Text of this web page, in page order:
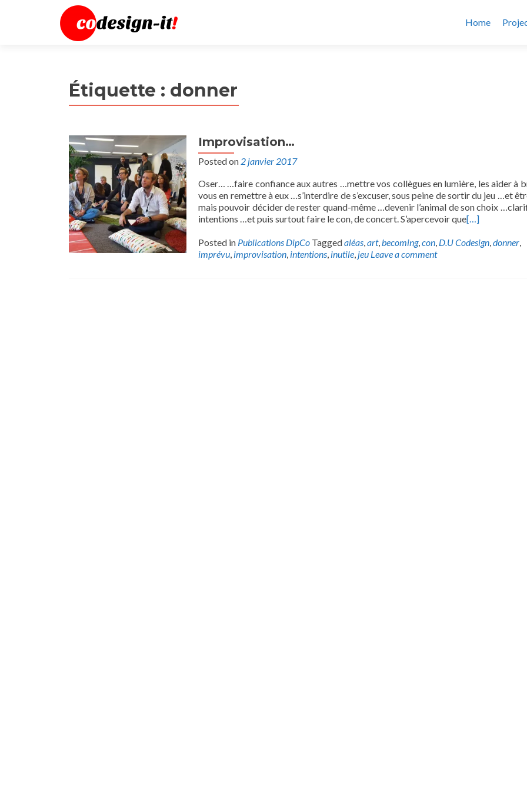
Home
Étiquette : donner
Improvisation…
Posted on 2 janvier 2017
Oser… …faire confiance aux autres …mettre vos collègues en lumière, les aider à
vous en remettre à eux …s’interdire de s’excuser, sous peine de sortir du jeu …et
mais pouvoir décider de rester quand-même …devenir l’animal de son choix
intentions …et puis surtout faire le con, de concert. S’apercevoir que[…]
Posted in Publications DipCo Taggedaléas,art,becoming,con, D.U Codesign,donner,
imprévu, improvisation, intentions, inutile, jeu Leave a comment